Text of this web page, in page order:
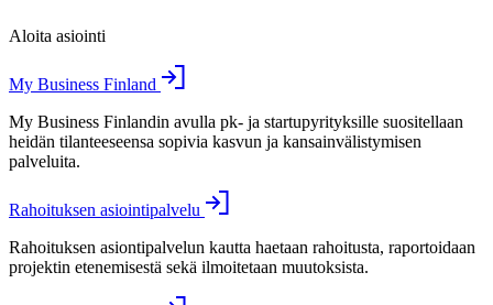
Aloita asiointi
My Business Finland
My Business Finlandin avulla pk- ja startupyrityksille suositellaan
heidän tilanteeseensa sopivia kasvun ja kansainvälistymisen
palveluita.
Rahoituksen asiointipalvelu
Rahoituksen asiontipalvelun kautta haetaan rahoitusta, raportoidaan
projektin etenemisestä sekä ilmoitetaan muutoksista.